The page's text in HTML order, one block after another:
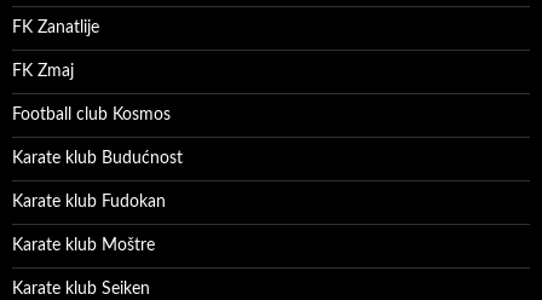
FK Zanatlije
FK Zmaj
Football club Kosmos
Karate klub Budućnost
Karate klub Fudokan
Karate klub Moštre
Karate klub Seiken